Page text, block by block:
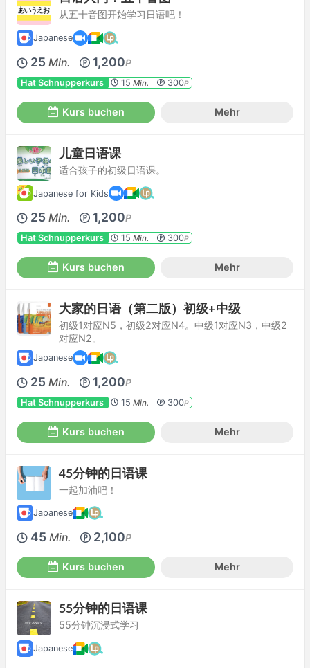
从五十音图开始学习日语吧！
Japanese
25 Min. 1,200P
Hat Schnupperkurs 15 Min. 300P
Kurs buchen Mehr
儿童日语课
适合孩子的初级日语课。
Japanese for Kids
25 Min. 1,200P
Hat Schnupperkurs 15 Min. 300P
Kurs buchen Mehr
大家的日语（第二版）初级+中级
初级1对应N5，初级2对应N4。中级1对应N3，中级2
对应N2。
Japanese
25 Min. 1,200P
Hat Schnupperkurs 15 Min. 300P
Kurs buchen Mehr
45分钟的日语课
一起加油吧！
Japanese
45 Min. 2,100P
Kurs buchen Mehr
55分钟的日语课
55分钟沉浸式学习
Japanese